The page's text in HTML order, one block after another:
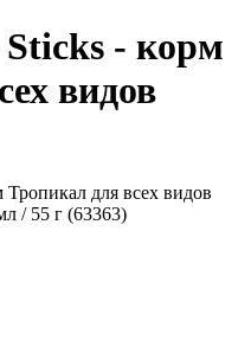
- корм
видов